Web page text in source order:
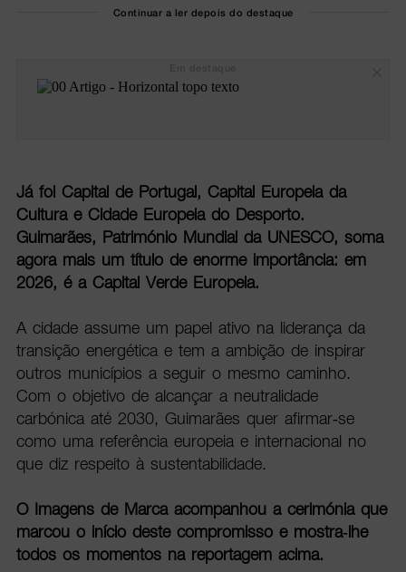
Continuar a ler depois do destaque
Já foi Capital de Portugal, Capital Europeia da
Cultura e Cidade Europeia do Desporto.
Guimarães, Património Mundial da UNESCO, soma
agora mais um título de enorme importância: em
2026, é a Capital Verde Europeia.
A cidade assume um papel ativo na liderança da
transição energética e tem a ambição de inspirar
outros municípios a seguir o mesmo caminho.
Com o objetivo de alcançar a neutralidade
carbónica até 2030, Guimarães quer afirmar-se
como uma referência europeia e internacional no
que diz respeito à sustentabilidade.
O Imagens de Marca acompanhou a cerimónia que
marcou o início deste compromisso e mostra-lhe
todos os momentos na reportagem acima.